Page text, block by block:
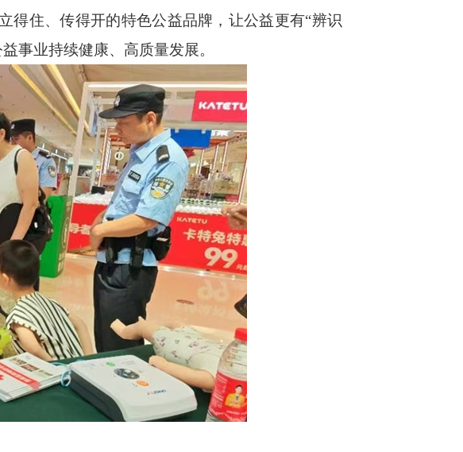
得住、传得开的特色公益品牌，让公益更有“辨识
事业持续健康、高质量发展。